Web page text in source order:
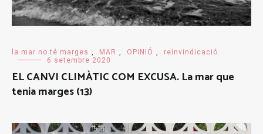
la mar no té marges , MAR , OPINIÓ ,
reinvindicació
6 setembre 2020
EL CANVI CLIMÀTIC COM EXCUSA. La mar que
tenia marges (13)